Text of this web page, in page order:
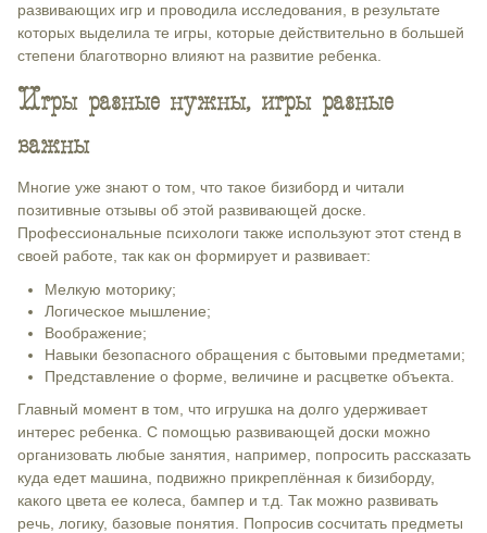
развивающих игр и проводила исследования, в результате
которых выделила те игры, которые действительно в большей
степени благотворно влияют на развитие ребенка.
Игры разные нужны, игры разные
важны
Многие уже знают о том, что такое бизиборд и читали
позитивные отзывы об этой развивающей доске.
Профессиональные психологи также используют этот стенд в
своей работе, так как он формирует и развивает:
Мелкую моторику;
Логическое мышление;
Воображение;
Навыки безопасного обращения с бытовыми предметами;
Представление о форме, величине и расцветке объекта.
Главный момент в том, что игрушка на долго удерживает
интерес ребенка. С помощью развивающей доски можно
организовать любые занятия, например, попросить рассказать
куда едет машина, подвижно прикреплённая к бизиборду,
какого цвета ее колеса, бампер и т.д. Так можно развивать
речь, логику, базовые понятия. Попросив сосчитать предметы